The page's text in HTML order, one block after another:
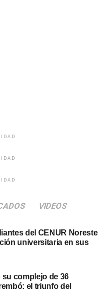
VIDEOS
del CENUR Noreste
universitaria en sus
complejo de 36
el triunfo del